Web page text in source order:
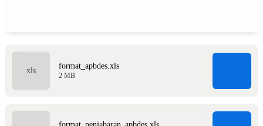
format_apbdes.xls
2 MB